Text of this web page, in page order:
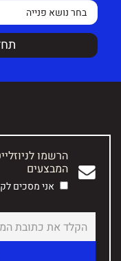
הרשמו
המבצעים
אני מסכים